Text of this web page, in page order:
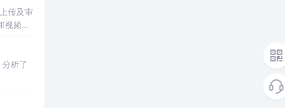
传及审
视频
析了